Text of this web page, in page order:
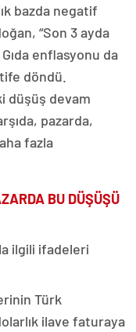
bazda negatif
“Son 3 ayda
enflasyonu da
döndü.
düşüş devam
pazarda,
fazla
BU DÜŞÜŞÜ
ilgili ifadeleri
Türk
ilave faturaya